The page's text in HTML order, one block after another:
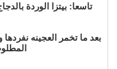
تاسعا: بيتزا الوردة
بعد ما تخمر العجينه